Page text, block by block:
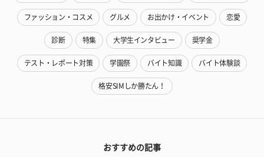
ファッション・コスメ グルメ お出かけ・イベント 恋愛
診断 特集 大学生インタビュー 奨学金
テスト・レポート対策 学園祭 バイト知識 バイト体験談
格安SIMしか勝たん！
おすすめの記事